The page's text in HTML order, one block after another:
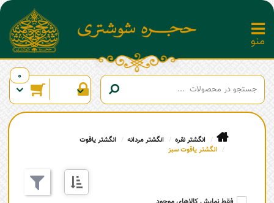
0
انگشتر نقره انگشتر مردانه
انگشتر یاقوت
انگشتر یاقوت سبز